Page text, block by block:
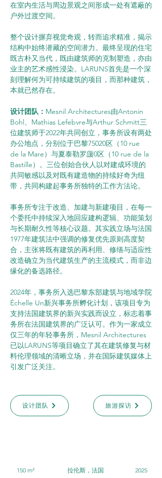
在室内生活与周边景观之间形成一处有遮蔽的
户外过渡空间。
整个设计摒弃视觉奇观，转而追求精准，揭示
结构中始终潜藏的空间潜力。最终呈现的住宅
既古朴又当代，既由建筑师的克制塑造，亦由
业主的艺术感性浸染。LARUNS首先是一个深
刻理解何为可持续建筑的项目，而那种建筑，
本就已然存在。
设计团队： Mesnil Architectures由Antonin
Bohl、Mathias Lefebvre与Arthur Schmitt三
位建筑师于2022年共同创立，事务所设有两处
办公地点，分别位于巴黎75020区（10 rue
de la Mare）与夏泰勒罗蘐0区（10 rue de la
Bastille）。三位创始合伙人以对建成环境的
共同敏感以及对既有建造物的持续好奇为纽
带，共同构建起事务所独特的工作方法论。
事务所专注于改造、加建与新建项目，在每一
个委托中持续深入地回应建构逻辑、功能策划
与长期耐久性等核心议题。其实践立场与法国
1977年建筑法中强调的修复优先原则高度契
合，主张将既有建筑的再利用、修缮与适应性
改造确立为当代建筑生产的主流模式，而非边
缘化的备选路径。
2024年，事务所入选巴黎东部建筑与地域学院
Échelle Un新兴事务所孵化计划，该项目专为
支持法国建筑界的新兴实践而设立，标志着事
务所在法国建筑界的广泛认可。作为一家成立
仅三年的年轻事务所，Mesnil Architectures
已以LARUNS等项目确立了其在建筑修复与材
料伦理领域的清晰立场，并在国际建筑媒体上
引发广泛关注。
设计团队 旅游探访
150 m² 拉伦斯，法国 2025